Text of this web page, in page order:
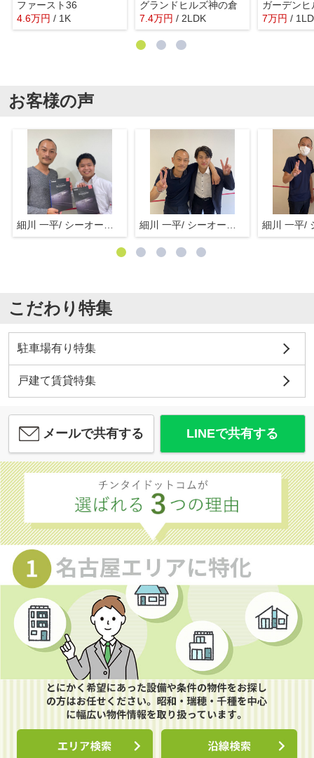
ファースト36
4.6万円 / 1K
グランドヒルズ神の倉
7.4万円 / 2LDK
ガーデン
7万円 /
お客様の声
こだわり特集
駐車場有り特集
戸建て賃貸特集
メールで共有する LINEで共有する